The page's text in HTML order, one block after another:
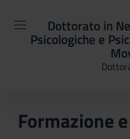
Dottorato in
Psicologiche e
Formazione